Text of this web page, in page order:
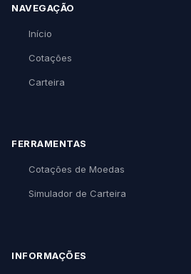
NAVEGAÇÃO
Início
Cotações
Carteira
FERRAMENTAS
Cotações de Moedas
Simulador de Carteira
INFORMAÇÕES